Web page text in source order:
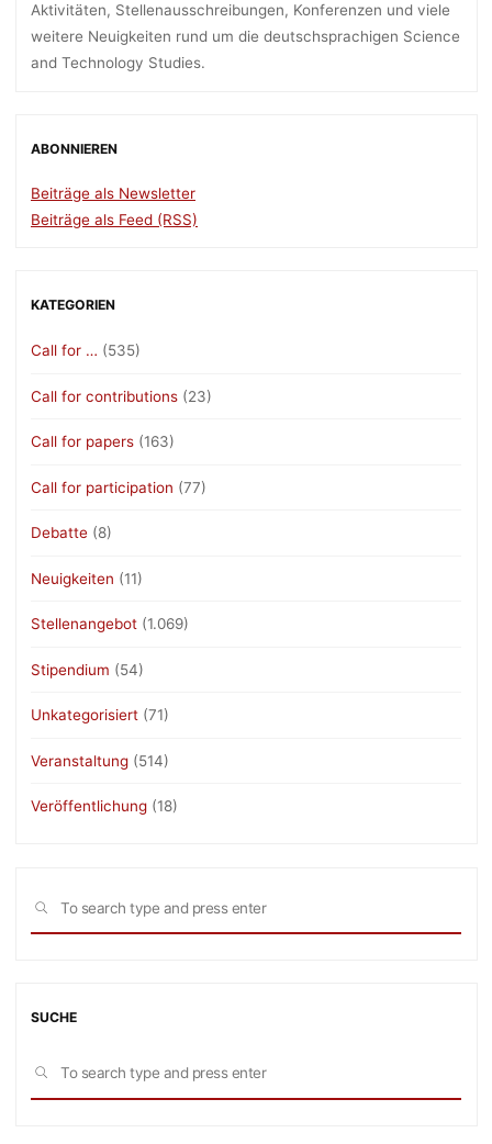
Aktivitäten, Stellenausschreibungen, Konferenzen und viele
weitere Neuigkeiten rund um die deutschsprachigen Science
and Technology Studies.
ABONNIEREN
Beiträge als Newsletter
Beiträge als Feed (RSS)
KATEGORIEN
Call for … (535)
Call for contributions (23)
Call for papers (163)
Call for participation (77)
Debatte (8)
Neuigkeiten (11)
Stellenangebot (1.069)
Stipendium (54)
Unkategorisiert (71)
Veranstaltung (514)
Veröffentlichung (18)
SEARCH
SUCHE
SEARCH